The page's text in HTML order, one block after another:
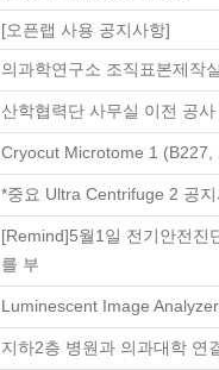
[오픈랩 사용 공지사항]
의과학연구소 조직표본제작
산학협력단 사무실 이전 공사
Cryocut Microtome 1 (B227,
*중요 Ultra Centrifuge 2 공
[Remind]5월1일 전기안전진
를 부
Luminescent Image
지하2층 병원과 의과대학 연